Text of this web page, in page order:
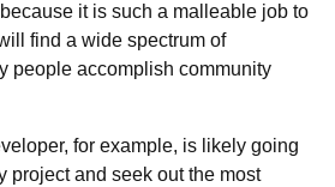
it is such a malleable job to
find a wide spectrum of
people accomplish community
for example, is likely going
project and seek out the most